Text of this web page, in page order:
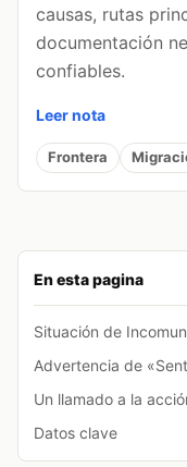
En esta pagina
Situación de
Advertencia de
Un llamado a la
Datos clave
causas, rutas
documentación
confiables.
Leer nota
Frontera